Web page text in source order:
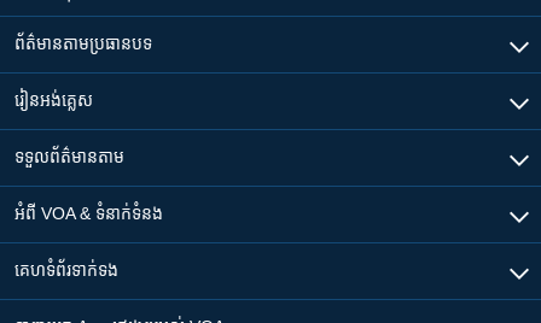
ព័ត៌មាន​តាមប្រធានបទ​
រៀន​​អង់គ្លេស
ទទួល​ព័ត៌មាន​តាម
អំពី​ VOA & ទំនាក់ទំនង
គេហទំព័រ​​ទាក់ទង